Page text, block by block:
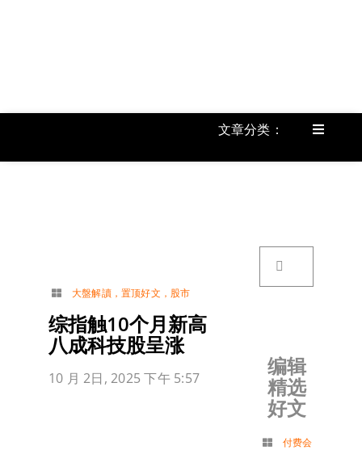
文章分类：
Toggle
大盤解讀， 置顶好文 ， 股市
综指触10个月新高
八成科技股呈涨
10 月 2日, 2025 下午 5:57 编辑
精选
好文
付费会